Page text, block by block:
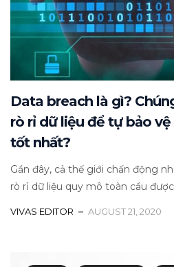
Data breach là gì?
rò rỉ dữ liệu để tự bảo
tốt nhất?
Gần đây, cả thế giới chấn động
rò rỉ dữ liệu quy mô toàn cầu
VIVAS EDITOR AUGUST 21, 2020